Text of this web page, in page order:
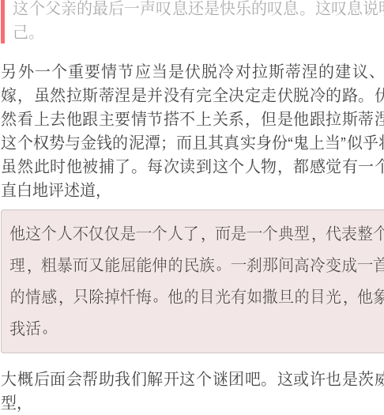
这个父亲的最后一声叹息还是快乐的叹息。这叹息
己。
另外一个重要情节应当是伏脱冷对拉斯蒂涅的建议
嫁，虽然拉斯蒂涅是并没有完全决定走伏脱冷的路。
然看上去他跟主要情节搭不上关系，但是他跟拉斯蒂
这个权势与金钱的泥潭；而且其真实身份“鬼上当”似乎
虽然此时他被捕了。每次读到这个人物，都感觉有一
直白地评述道，
他这个人不仅仅是一个人了，而是一个典型，代表整
理，粗暴而又能屈能伸的民族。一刹那间高冷变成一
的情感，只除掉忏悔。他的目光有如撒旦的目光，他
大概后面会帮助我们解开这个谜团吧。这或许也是茨
型，